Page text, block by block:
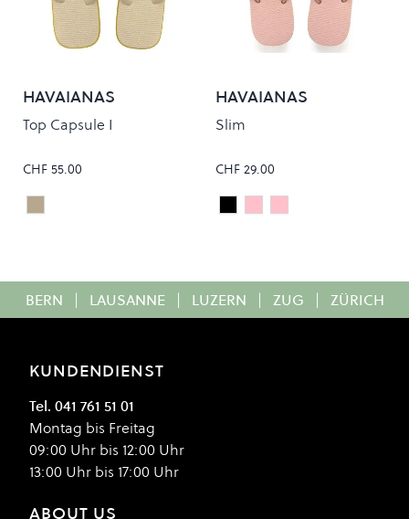
HAVAIANAS
Top Capsule I
CHF 55.00
Colour
BEIGE/HIGHLIGHTER YELLOW
HAVAIANAS
Slim
CHF 29.00
Colour
BlackBallet Rose
CHIFFON ROSE
BERN | LAUSANNE | LUZERN | ZUG | ZÜRICH
KUNDENDIENST
Tel. 041 761 51 01
Montag bis Freitag
09:00 Uhr bis 12:00 Uhr
13:00 Uhr bis 17:00 Uhr
ABOUT US